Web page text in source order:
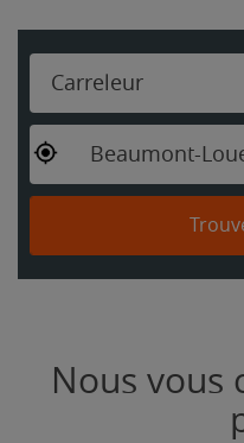
Carreleur
Beaumont-
Nous vous